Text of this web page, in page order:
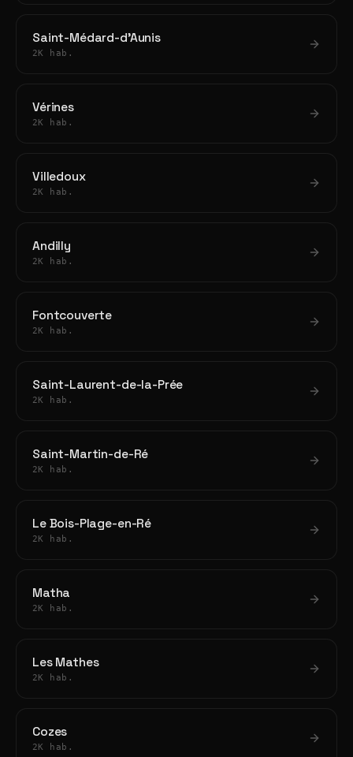
Saint-Médard-d'Aunis
2K hab.
Vérines
2K hab.
Villedoux
2K hab.
Andilly
2K hab.
Fontcouverte
2K hab.
Saint-Laurent-de-la-Prée
2K hab.
Saint-Martin-de-Ré
2K hab.
Le Bois-Plage-en-Ré
2K hab.
Matha
2K hab.
Les Mathes
2K hab.
Cozes
2K hab.